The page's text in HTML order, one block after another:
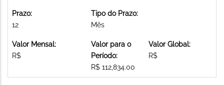
Prazo:
12
Tipo do Prazo:
Mês
Valor Mensal:
R$
Valor para o
Período:
R$ 112,834.00
Valor Global:
R$